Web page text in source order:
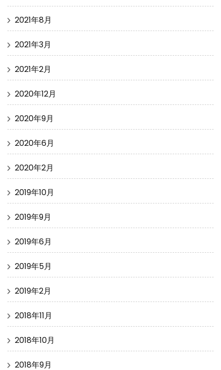
2021年8月
2021年3月
2021年2月
2020年12月
2020年9月
2020年6月
2020年2月
2019年10月
2019年9月
2019年6月
2019年5月
2019年2月
2018年11月
2018年10月
2018年9月